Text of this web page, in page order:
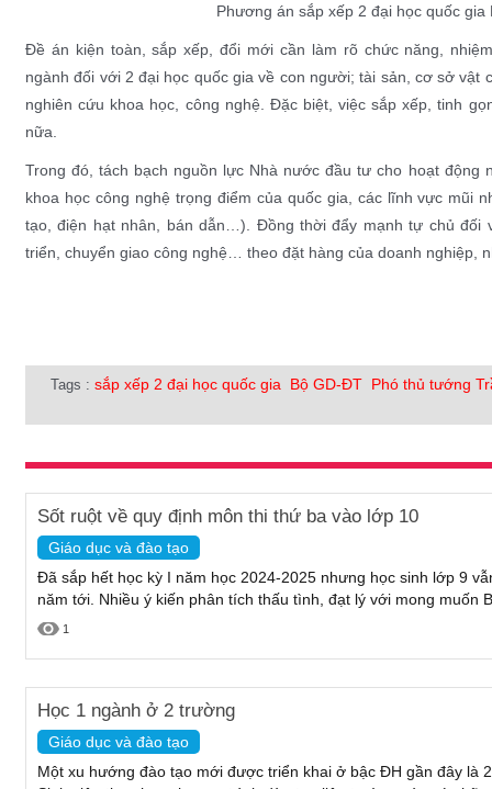
Phương án sắp xếp 2 đại học quốc gia
Đề án kiện toàn, sắp xếp, đổi mới cần làm rõ chức năng,
ngành đối với 2 đại học quốc gia về con người; tài sản, cơ sở vật
nghiên cứu khoa học, công nghệ. Đặc biệt, việc sắp xếp, tinh
nữa.
Trong đó, tách bạch nguồn lực Nhà nước đầu tư cho hoạt động
khoa học công nghệ trọng điểm của quốc gia, các lĩnh vực mũi
tạo, điện hạt nhân, bán dẫn…). Đồng thời đẩy mạnh tự chủ đối
triển, chuyển giao công nghệ… theo đặt hàng của doanh nghiệp,
Tags : sắp xếp 2 đại học quốc gia Bộ GD-ĐT Phó thủ tướng
Sốt ruột về quy định môn thi thứ ba vào lớp 10
Giáo dục và đào tạo
Đã sắp hết học kỳ I năm học 2024-2025 nhưng học sinh lớp 9
năm tới. Nhiều ý kiến phân tích thấu tình, đạt lý với mong muốn
1
Học 1 ngành ở 2 trường
Giáo dục và đào tạo
Một xu hướng đào tạo mới được triển khai ở bậc ĐH gần đây là